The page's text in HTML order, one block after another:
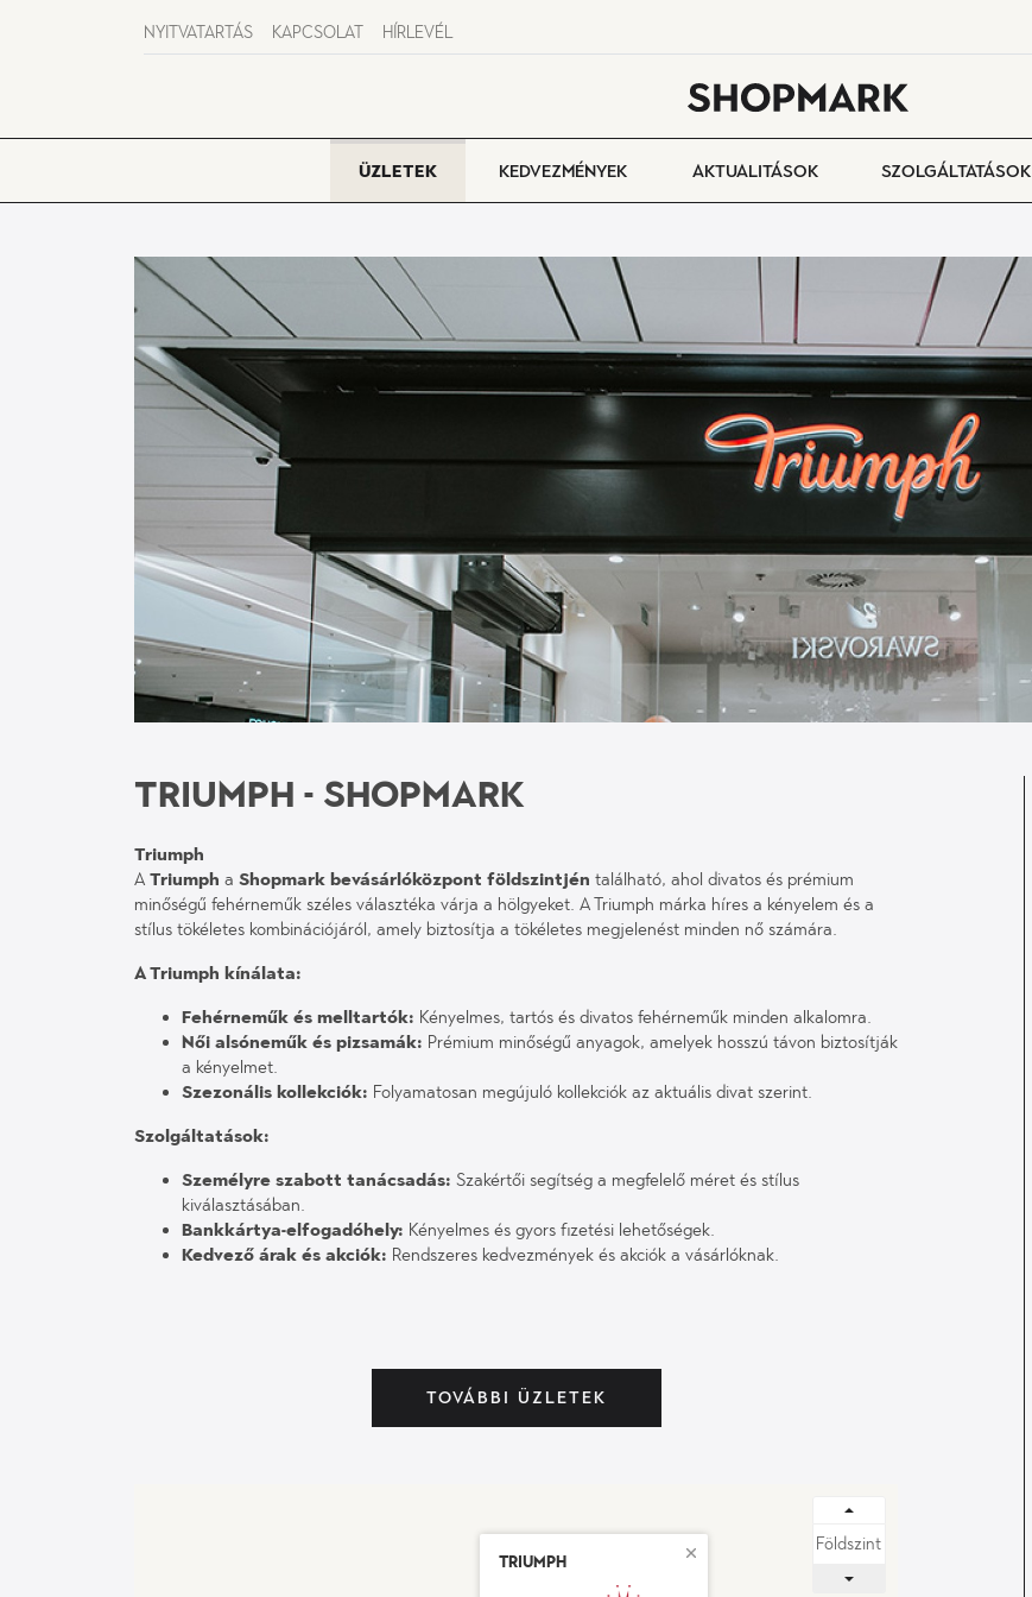
NYITVATARTÁS KAPCSOLAT HÍRLEVÉL
ÜZLETEK KEDVEZMÉNYEK AKTUALITÁSOK SZOLGÁLTATÁSOK
TRIUMPH - SHOPMARK
Triumph
A Triumph a Shopmark bevásárlóközpont földszintjén található, ahol divatos és prémium
minőségű fehérneműk széles választéka várja a hölgyeket. A Triumph márka híres a kényelem és a
stílus tökéletes kombinációjáról, amely biztosítja a tökéletes megjelenést minden nő számára.
A Triumph kínálata:
Fehérneműk és melltartók: Kényelmes, tartós és divatos fehérneműk minden alkalomra.
Női alsóneműk és pizsamák: Prémium minőségű anyagok, amelyek hosszú távon biztosítják
a kényelmet.
Szezonális kollekciók: Folyamatosan megújuló kollekciók az aktuális divat szerint.
Szolgáltatások:
Személyre szabott tanácsadás: Szakértői segítség a megfelelő méret és stílus
kiválasztásában.
Bankkártya-elfogadóhely: Kényelmes és gyors fizetési lehetőségek.
Kedvező árak és akciók: Rendszeres kedvezmények és akciók a vásárlóknak.
TOVÁBBI ÜZLETEK
BEJÁRAT - ADY ENDRE ÚT
Triumph